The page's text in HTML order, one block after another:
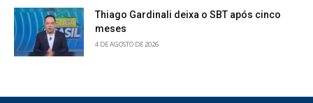
Thiago Gardinali deixa o SBT após cinco
meses
4 DE AGOSTO DE 2026